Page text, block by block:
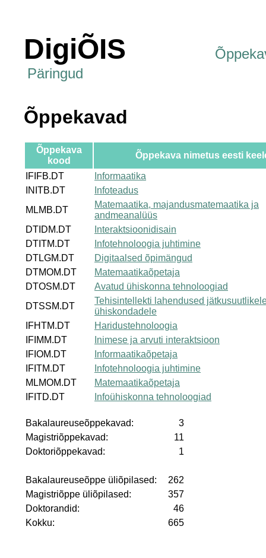
DigiÕIS
Päringud
Õppekavad
Õppekava
kood
Õppekava nimetus eesti
IFIFB.DT
Informaatika
INITB.DT
Infoteadus
MLMB.DT
Matemaatika, majandusmatemaatika ja
andmeanalüüs
DTIDM.DT
Interaktsioonidisain
DTITM.DT
Infotehnoloogia juhtimine
DTLGM.DT
Digitaalsed õpimängud
DTMOM.DT
Matemaatikaõpetaja
DTOSM.DT
Avatud ühiskonna tehnoloogiad
DTSSM.DT
Tehisintellekti lahendused
ühiskondadele
IFHTM.DT
Haridustehnoloogia
IFIMM.DT
Inimese ja arvuti interaktsioon
IFIOM.DT
Informaatikaõpetaja
IFITM.DT
Infotehnoloogia juhtimine
MLMOM.DT
Matemaatikaõpetaja
IFITD.DT
Infoühiskonna tehnoloogiad
Bakalaureuseõppekavad:
3
Magistriõppekavad:
11
Doktoriõppekavad:
1
Bakalaureuseõppe üliõpilased:
262
Magistriõppe üliõpilased:
357
Doktorandid:
46
Kokku:
665